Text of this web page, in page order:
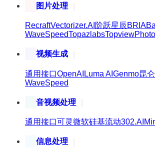
图片处理
RecraftVectorizer.AI 阶跃星辰BRIA
WaveSpeedTopazlabsTopview
视频生成
通用接口OpenAI Luma AI Genmo昆
WaveSpeed
音视频处理
通用接口可灵微软硅基流动302.AI
信息处理